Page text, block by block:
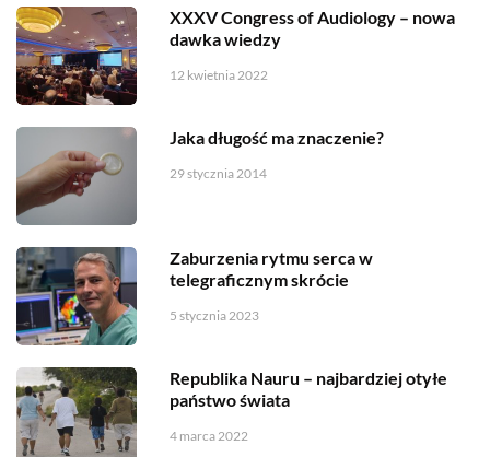
XXXV Congress of Audiology – nowa
dawka wiedzy
12 kwietnia 2022
Jaka długość ma znaczenie?
29 stycznia 2014
Zaburzenia rytmu serca w
telegraficznym skrócie
5 stycznia 2023
Republika Nauru – najbardziej otyłe
państwo świata
4 marca 2022